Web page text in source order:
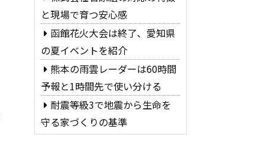
と現場で育つ安心感
函館花火大会は終了、愛知県
の夏イベントを紹介
熊本の雨雲レーダーは60時間
予報と1時間先で使い分ける
耐震等級3で地震から生命を
守る家づくりの基準